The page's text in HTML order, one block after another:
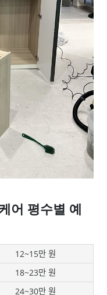
어 평수별 예
12~15만 원
18~23만 원
24~30만 원